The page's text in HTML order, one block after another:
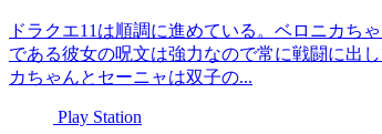
ドラクエ11は順調に進めている。ベロニカち
である彼女の呪文は強力なので常に戦闘に出
カちゃんとセーニャは双子の...
Play Station